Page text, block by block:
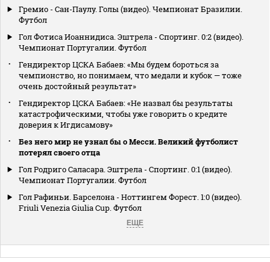
Гремио - Сан-Паулу. Голы (видео). Чемпионат Бразилии.
Футбол
Гол Фотиса Иоаннидиса. Эштрела - Спортинг. 0:2 (видео).
Чемпионат Португалии. Футбол
Гендиректор ЦСКА Бабаев: «Мы будем бороться за
чемпионство, но понимаем, что медали и кубок — тоже
очень достойный результат»
Гендиректор ЦСКА Бабаев: «Не назвал бы результаты
катастрофическими, чтобы уже говорить о кредите
доверия к Игдисамову»
Без него мир не узнал бы о Месси. Великий футболист
потерял своего отца
Гол Родриго Саласара. Эштрела - Спортинг. 0:1 (видео).
Чемпионат Португалии. Футбол
Гол Рафиньи. Барселона - Ноттингем Форест. 1:0 (видео).
Friuli Venezia Giulia Cup. Футбол
ЕЩЕ